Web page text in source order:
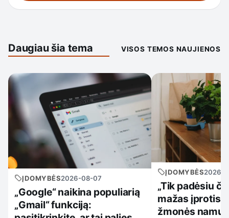
Daugiau šia tema VISOS TEMOS NAUJIENOS
ĮDOMYBĖS2026-08-07
„Google“ naikina populiarią
„Gmail“ funkciją:
ĮDOMYBĖS2026-
„Tik padėsiu
mažas įprotis,
žmonės